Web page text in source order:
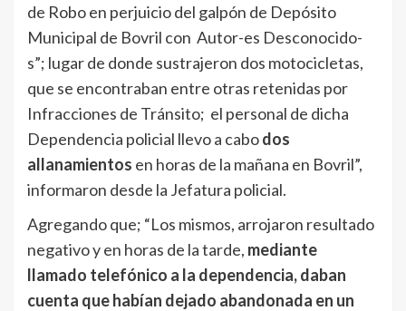
de Robo en perjuicio del galpón de Depósito
Municipal de Bovril con Autor-es Desconocido-
s”; lugar de donde sustrajeron dos motocicletas,
que se encontraban entre otras retenidas por
Infracciones de Tránsito; el personal de dicha
Dependencia policial llevo a cabodos
allanamientos en horas de la mañana en Bovril”,
informaron desde la Jefatura policial.
Agregando que; “Los mismos, arrojaron resultado
negativo y en horas de la tarde, mediante
llamado telefónico a la dependencia, daban
cuenta que habían dejado abandonada en un